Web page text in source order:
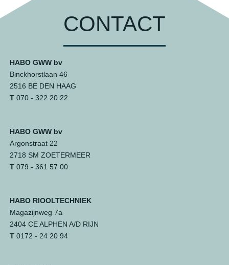
CONTACT
HABO GWW bv
Binckhorstlaan 46
2516 BE DEN HAAG
T070 - 322 20 22
HABO GWW bv
Argonstraat 22
2718 SM ZOETERMEER
T079 - 361 57 00
HABO RIOOLTECHNIEK
Magazijnweg 7a
2404 CE ALPHEN A/D RIJN
T0172 - 24 20 94